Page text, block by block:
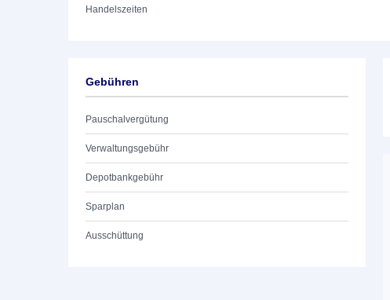
Handelszeiten
Gebühren
Pauschalvergütung
Verwaltungsgebühr
Depotbankgebühr
Sparplan
Ausschüttung